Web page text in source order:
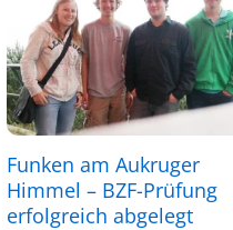
Funken am Aukruger
Himmel – BZF-Prüfung
erfolgreich abgelegt